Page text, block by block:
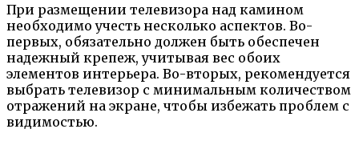
При размещении телевизора над камином
необходимо учесть несколько аспектов. Во-
первых, обязательно должен быть обеспечен
надежный крепеж, учитывая вес обоих
элементов интерьера. Во-вторых, рекомендуется
выбрать телевизор с минимальным количеством
отражений на экране, чтобы избежать проблем с
видимостью.